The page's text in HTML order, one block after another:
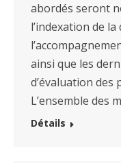
abordés seront
l’indexation de
ainsi que les
d’évaluation des
L’ensemble des
Détails